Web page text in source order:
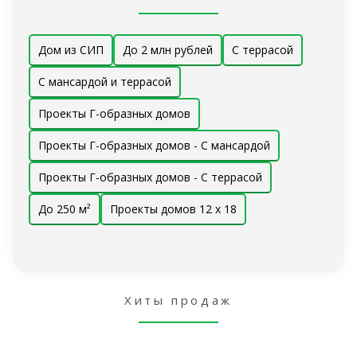
Дом из СИП До 2 млн рублей С террасой
С мансардой и террасой
Проекты Г-образных домов
Проекты Г-образных домов - С мансардой
Проекты Г-образных домов - С террасой
До 250 м² Проекты домов 12 x 18
Хиты продаж